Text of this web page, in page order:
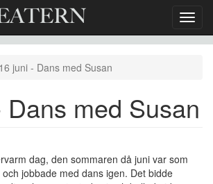
16 juni - Dans med Susan
Dans med Susan
dag, den sommaren då juni var som
jobbade med dans igen. Det bidde